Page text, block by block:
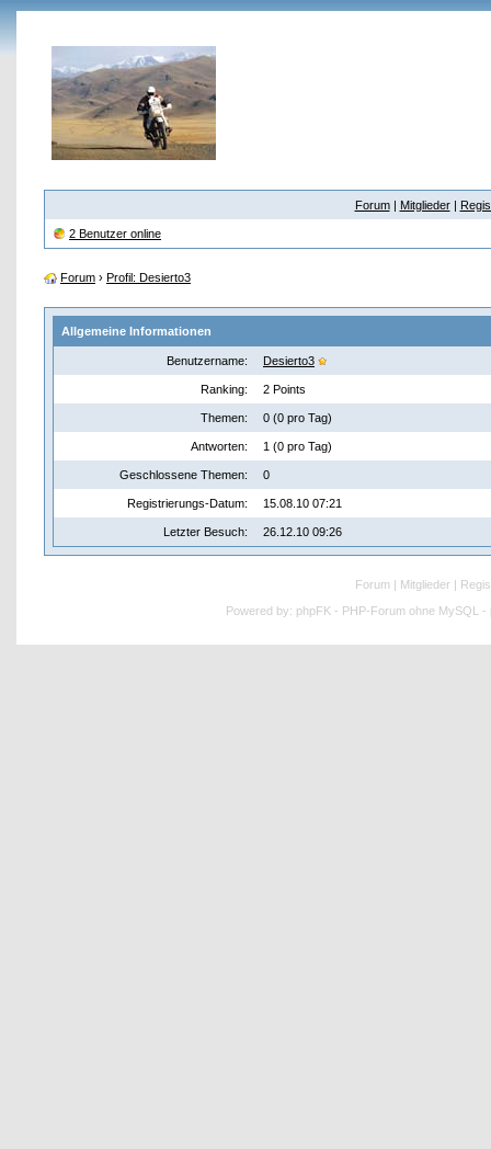
Forum| Mitglieder|
2 Benutzer online
Forum › Profil: Desierto3
Allgemeine Informationen
Benutzername: Desierto3
Ranking: 2 Points
Themen: 0 (0 pro Tag)
Antworten: 1 (0 pro Tag)
Geschlossene Themen: 0
Registrierungs-Datum: 15.08.10 07:21
Letzter Besuch: 26.12.10 09:26
Forum | Mitglieder |
Powered by: phpFK - PHP-Forum ohne MySQL -